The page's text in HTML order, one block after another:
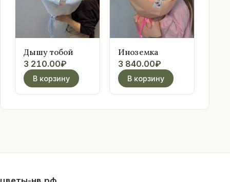
Дышу тобой
3 210.00₽
В корзину
Иноземка
3 840.00₽
В корзину